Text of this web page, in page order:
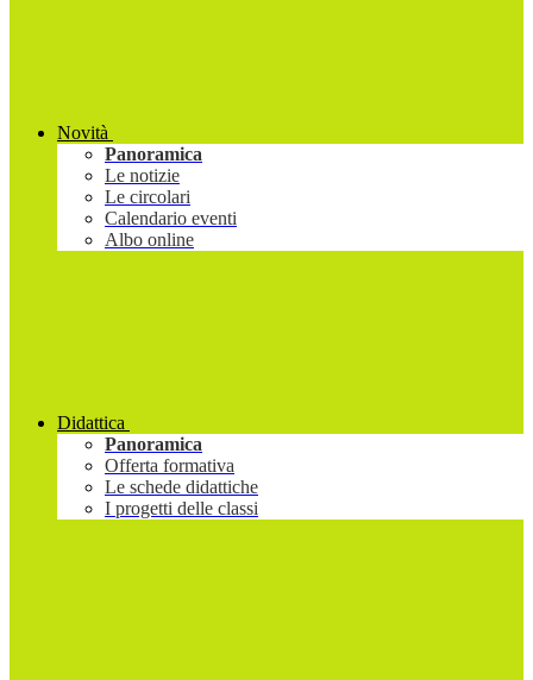
Novità
Panoramica
Le notizie
Le circolari
Calendario eventi
Albo online
Didattica
Panoramica
Offerta formativa
Le schede didattiche
I progetti delle classi